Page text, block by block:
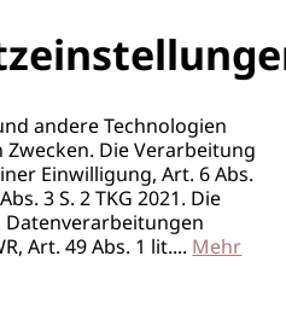
andere Technologien
Die Verarbeitung
Einwilligung, Art. 6 Abs.
3 S. 2 TKG 2021. Die
Art. 49 Abs. 1 lit....Mehr